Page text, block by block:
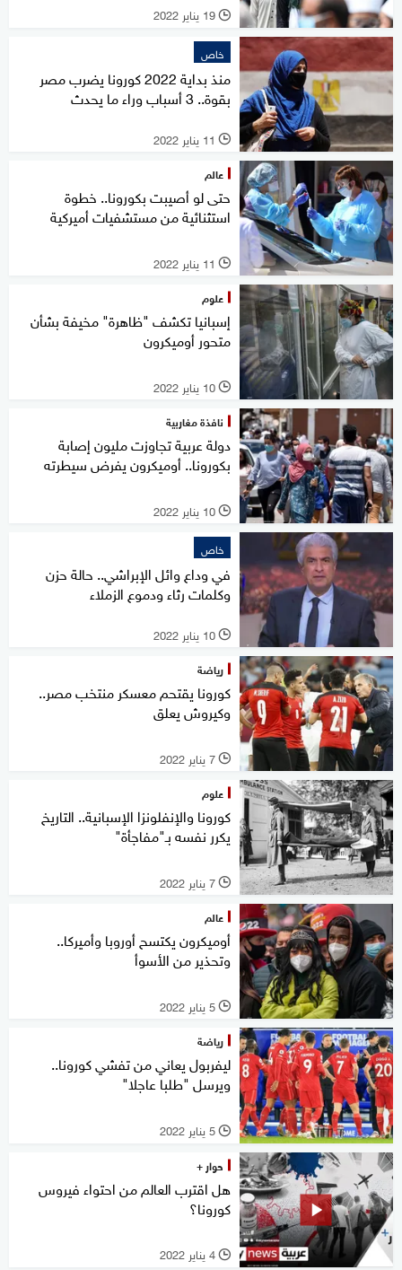
l 19 يناير 2022
خاص
منذ بداية 2022 كورونا يضرب مصر
بقوة.. 3 أسباب وراء ما يحدث
l 11 يناير 2022
عالم
حتى لو أصيبت بكورونا.. خطوة
استثنائية من مستشفيات أميركية
l 11 يناير 2022
علوم
إسبانيا تكشف "ظاهرة" مخيفة بشأن
متحور أوميكرون
l 10 يناير 2022
نافذة مغاربية
دولة عربية تجاوزت مليون إصابة
بكورونا.. أوميكرون يفرض سيطرته
l 10 يناير 2022
خاص
في وداع وائل الإبراشي.. حالة حزن
وكلمات رثاء ودموع الزملاء
l 10 يناير 2022
رياضة
كورونا يقتحم معسكر منتخب مصر..
وكيروش يعلق
l 7 يناير 2022
علوم
كورونا والإنفلونزا الإسبانية.. التاريخ
يكرر نفسه بـ"مفاجأة"
l 7 يناير 2022
عالم
أوميكرون يكتسح أوروبا وأميركا..
وتحذير من الأسوأ
l 5 يناير 2022
رياضة
ليفربول يعاني من تفشي كورونا..
ويرسل "طلبا عاجلا"
l 5 يناير 2022
حوار +
هل اقترب العالم من احتواء فيروس
كورونا؟
l 4 يناير 2022